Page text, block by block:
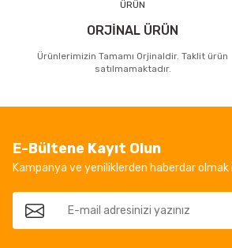
ORJİNAL ÜRÜN
Ürünlerimizin Tamamı Orjinaldir. Taklit ürün
satılmamaktadır.
E-Bültene Kayıt Olun
Kampanya ve yeniliklerden haberdar